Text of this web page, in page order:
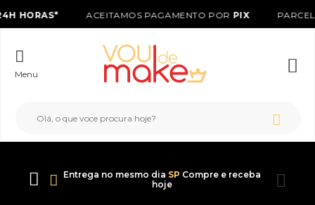
HORAS* ACEITAMOS PAGAMENTO POR PIX
Menu
Entrega no mesmo dia SP Compre e receba
hoje